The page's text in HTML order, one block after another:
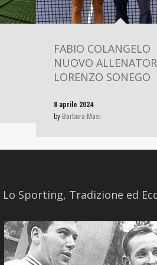
FABIO COLANGELO
NUOVO
LORENZO SONEGO
8 aprile 2024
by Barbara Masi
​Lo Sporting, Tradizione ed